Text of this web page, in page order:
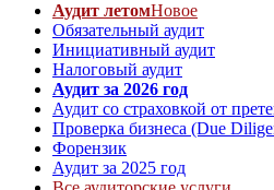
Аудит летомНовое
Обязательный аудит
Инициативный аудит
Налоговый аудит
Аудит за 2026 год
Аудит со страховкой от
Проверка бизнеса (Due
Форензик
Аудит за 2025 год